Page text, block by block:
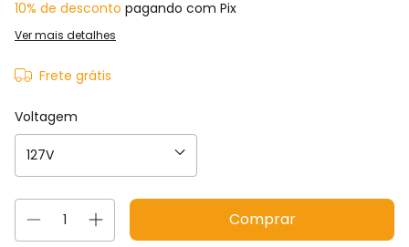
10% de desconto pagando com Pix
Ver mais detalhes
Frete grátis
Voltagem